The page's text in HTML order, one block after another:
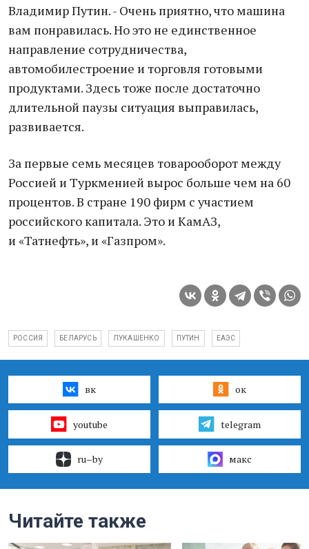
Владимир Путин. - Очень приятно, что машина
вам понравилась. Но это не единственное
направление сотрудничества,
автомобилестроение и торговля готовыми
продуктами. Здесь тоже после достаточно
длительной паузы ситуация выправилась,
развивается.
За первые семь месяцев товарооборот между
Россией и Туркменией вырос больше чем на 60
процентов. В стране 190 фирм с участием
российского капитала. Это и КамАЗ,
и «Татнефть», и «Газпром».
РОССИЯ БЕЛАРУСЬ ЛУКАШЕНКО ПУТИН ЕАЭС
вк ок
youtube telegram
ru–by макс
Читайте также